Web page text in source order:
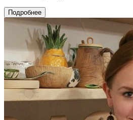
Подробнее